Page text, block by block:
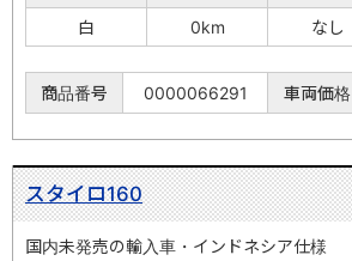
白
0km なし
商品番号 0000066291 車両価格
スタイロ160
国内未発売の輸入車・インドネシア仕様